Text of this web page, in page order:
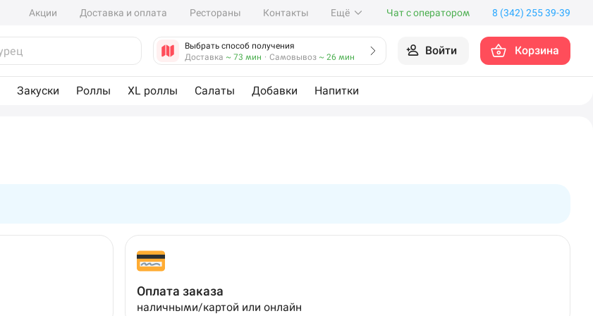
Акции Доставка и оплата Рестораны Контакты Ещё Чат с оператором 8 (342) 255 39-39
Выбрать способ получения
Доставка ~ 73 мин · Самовывоз ~ 26 мин Войти Корзина
Закуски Роллы XL роллы Салаты Добавки Напитки
Оплата заказа
наличными/картой или онлайн